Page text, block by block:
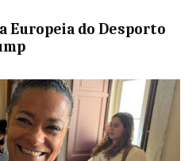
Europeia do Desporto